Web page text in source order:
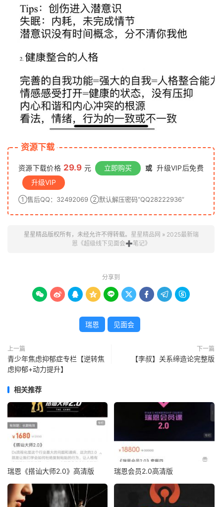
资源下载
资源下载价格 29.9 元 立即购买 或 升级VIP后免费
升级VIP
①售后QQ：32492069 ②默认解压密码“QQ28222936”
星星精品版权所有，未经允许不得转载。 星星精品网 » 2025最新瑞
恩《超级线下见面会➕笔记》
分享到
        
瑞恩 见面会
上一篇
青少年焦虑抑郁症专栏【逆转焦
虑抑郁+动力提升】
下一篇
【李叔】关系缔造论完整版
相关推荐
瑞恩《搭讪大师2.0》高清版 瑞恩会员2.0高清版